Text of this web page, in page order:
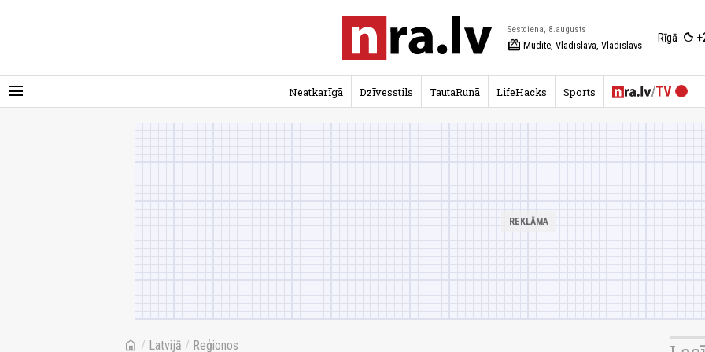
menu
Sestdiena, 8.augusts
redeem Mudīte, Vladislava, Vladislavs
Rīgā
Neatkarīgā Dzīvesstils TautaRunā LifeHacks Sports
home / Latvijā / Reģionos